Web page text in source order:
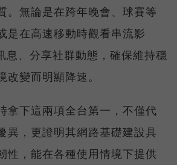
。無論是在跨年晚會、球賽等
是在高速移動時觀看串流影
息、分享社群動態，確保維持穩
改變而明顯降速。
拿下這兩項全台第一，不僅代
異，更證明其網路基礎建設具
性，能在各種使用情境下提供